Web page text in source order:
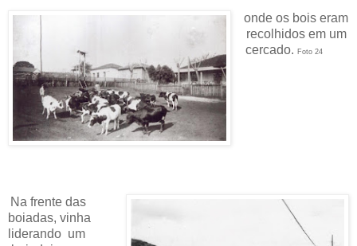
onde os bois eram
recolhidos em um
cercado.Foto 24
Na frente das
boiadas, vinha
liderando um